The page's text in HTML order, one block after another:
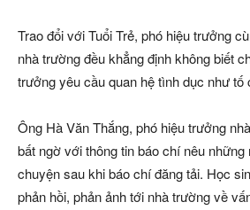
Trao đổi với Tuổi Trẻ, phó hiệu trưởng
nhà trường đều khẳng định không biết
trưởng yêu cầu quan hệ tình dục như tố
Ông Hà Văn Thắng, phó hiệu trưởng
bất ngờ với thông tin báo chí nêu
chuyện sau khi báo chí đăng tải. Học
phản hồi, phản ảnh tới nhà trường về